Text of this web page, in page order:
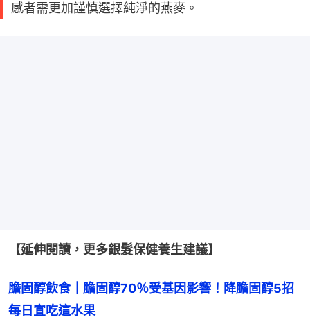
感者需更加謹慎選擇純淨的燕麥。
【延伸閱讀，更多銀髮保健養生建議】
膽固醇飲食｜膽固醇70％受基因影響！降膽固醇5招
每日宜吃這水果